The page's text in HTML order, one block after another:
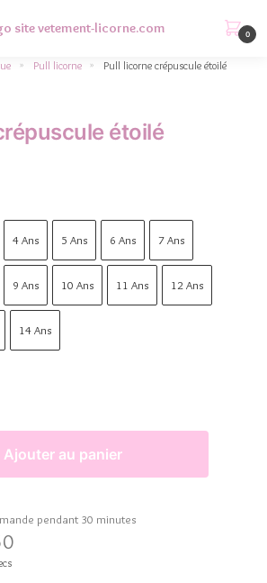
0
» Pull licorne » Pull licorne crépuscule étoilé
étoilé
4 Ans 5 Ans 6 Ans 7 Ans
9 Ans 10 Ans 11 Ans 12 Ans
14 Ans
Ajouter au panier
pendant 30 minutes